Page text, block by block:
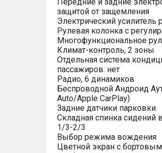
защитой от защемления
Электрический усилитель
Рулевая колонка с
Многофункциональное
Климат-контроль, 2 зоны
Отдельная система
пассажиров: нет
Радио, 6 динамиков
Беспроводной Андроид
Auto/Apple CarPlay)
Задние датчики парковки
Складная спинка сидений
1/3-2/3
Выбор режима вождения
Цветной экран с